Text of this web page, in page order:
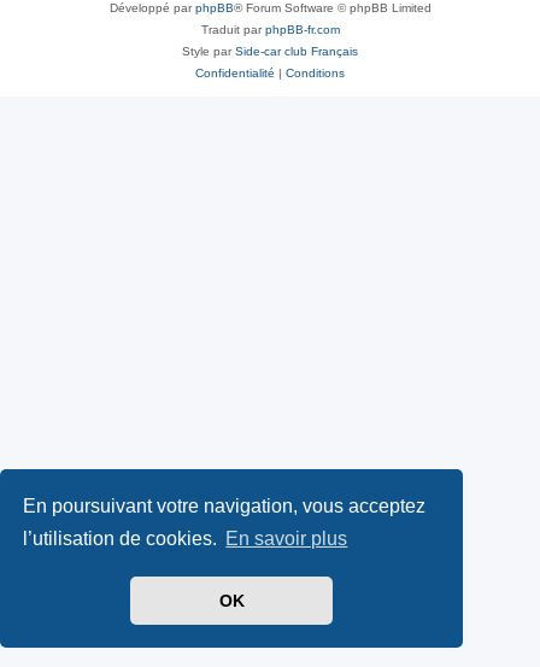
En poursuivant votre navigation, vous acceptez
l’utilisation de cookies. En savoir plus
OK
Développé parphpBB® Forum Software © phpBB Limited
Traduit parphpBB-fr.com
Style parSide-car club Français
Confidentialité
Conditions